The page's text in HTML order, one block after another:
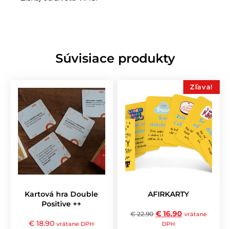
Súvisiace produkty
Kartová hra Double
Positive ++
€ 18.90 vrátane DPH
Zľava!
AFIRKARTY
€22.90 €16.90 vrátane
DPH